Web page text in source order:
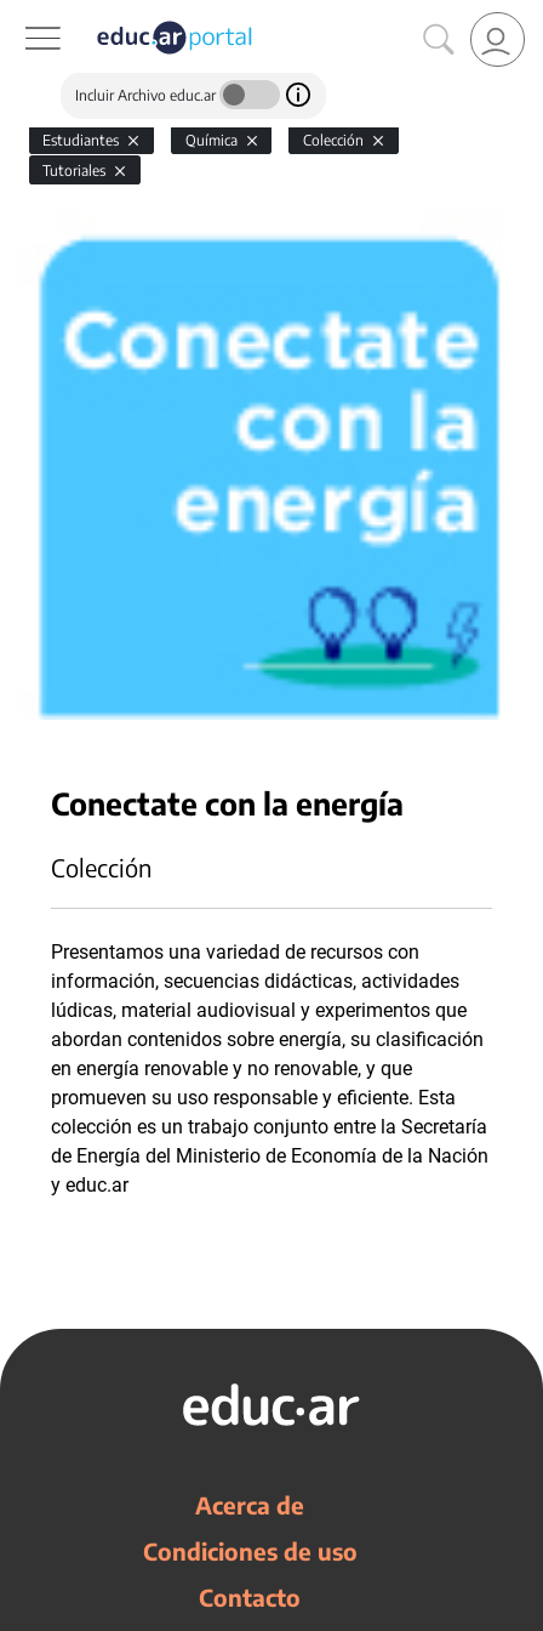
Incluir Archivo educ.ar
Estudiantes Química
Colección
Tutoriales
Conectate con la energía
Colección
Presentamos una variedad de recursos con
información, secuencias didácticas, actividades
lúdicas, material audiovisual y experimentos que
abordan contenidos sobre energía, su clasificación
en energía renovable y no renovable, y que
promueven su uso responsable y eficiente. Esta
colección es un trabajo conjunto entre la Secretaría
de Energía del Ministerio de Economía de la Nación
y educ.ar
Acerca de
Condiciones de uso
Contacto